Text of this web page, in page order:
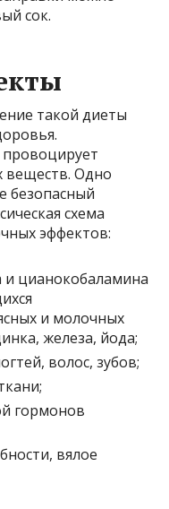
сок.
такой диеты
веществ. Одно
безопасный
схема
эффектов:
и цианокобаламина
и молочных
железа, йода;
волос, зубов;
гормонов
вялое